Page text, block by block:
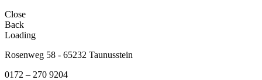
Close
Back
Loading
Rosenweg 58 - 65232 Taunusstein
0172 – 270 9204